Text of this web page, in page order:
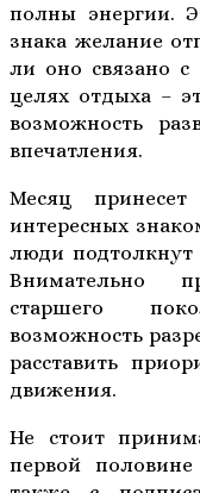
полны энергии.
знака желание
ли оно связано
целях отдыха –
возможность
впечатления.
Месяц
интересных
люди подтолкнут
Внимательно
старшего
возможность
расставить
движения.
Не стоит
первой